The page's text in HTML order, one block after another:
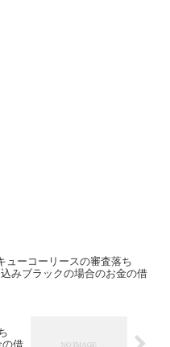
ューコーリースの審査落ち
みブラックの場合のお金の借
の借